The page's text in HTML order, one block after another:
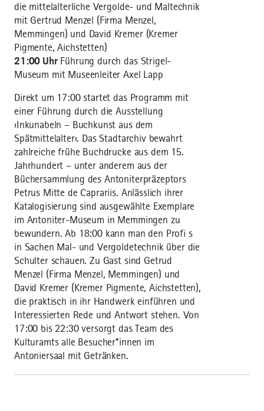
die mittelalterliche Vergolde- und Maltechnik
mit Gertrud Menzel (Firma Menzel,
Memmingen) und David Kremer (Kremer
Pigmente, Aichstetten)
21:00 UhrFührung durch das Strigel-
Museum mit Museenleiter Axel Lapp
Direkt um 17:00 startet das Programm mit
einer Führung durch die Ausstellung
›Inkunabeln – Buchkunst aus dem
Spätmittelalter‹. Das Stadtarchiv bewahrt
zahlreiche frühe Buchdrucke aus dem 15.
Jahrhundert – unter anderem aus der
Büchersammlung des Antoniterpräzeptors
Petrus Mitte de Caprariis. Anlässlich ihrer
Katalogisierung sind ausgewählte Exemplare
im Antoniter-Museum in Memmingen zu
bewundern. Ab 18:00 kann man den Profi s
in Sachen Mal- und Vergoldetechnik über die
Schulter schauen. Zu Gast sind Getrud
Menzel (Firma Menzel, Memmingen) und
David Kremer (Kremer Pigmente, Aichstetten),
die praktisch in ihr Handwerk einführen und
Interessierten Rede und Antwort stehen. Von
17:00 bis 22:30 versorgt das Team des
Kulturamts alle Besucher*innen im
Antoniersaal mit Getränken.